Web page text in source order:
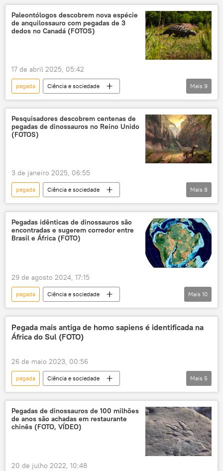
trilhas
Paleontólogos descobrem nova espécie
de anquilossauro com pegadas de 3
dedos no Canadá (FOTOS)
17 de abril 2025, 05:42
pegada
Ciência e sociedade
paleontologia
fósseis
dinossauro
descoberta
Período Cretáceo
Canadá
América do Norte
Mais 9
Pesquisadores descobrem centenas de
pegadas de dinossauros no Reino Unido
(FOTOS)
3 de janeiro 2025, 06:55
pegada
Ciência e sociedade
paleontologia
Ciência e Tecnologia
Reino Unido
Birmingham
Oxfordshire
Sociedade
BBC
Mais 8
Pegadas idênticas de dinossauros são
encontradas e sugerem corredor entre
Brasil e África (FOTO)
29 de agosto 2024, 17:15
pegada
Ciência e sociedade
Ciência e Tecnologia
África
Brasil
Camarões
Sociedade
Phys.org
dinossauro
paleontologia
Mais 10
Pegada mais antiga de homo sapiens é identificada na
África do Sul (FOTO)
26 de maio 2023, 00:56
pegada
Ciência e sociedade
Ciência e Tecnologia
arqueólogos
sítio arqueológico
arqueólogo
Arqueologia
Mais 5
Pegadas de dinossauros de 100 milhões
de anos são achadas em restaurante
chinês (FOTO, VÍDEO)
20 de julho 2022, 10:48